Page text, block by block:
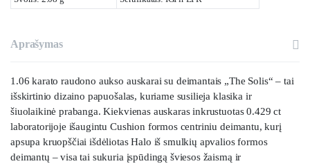
Aprašymas
1.06 karato raudono aukso auskarai su deimantais „The Solis“ – tai
išskirtinio dizaino papuošalas, kuriame susilieja klasika ir
šiuolaikinė prabanga. Kiekvienas auskaras inkrustuotas 0.429 ct
laboratorijoje išaugintu Cushion formos centriniu deimantu, kurį
apsupa kruopščiai išdėliotas Halo iš smulkių apvalios formos
deimantų – visa tai sukuria įspūdingą šviesos žaismą ir